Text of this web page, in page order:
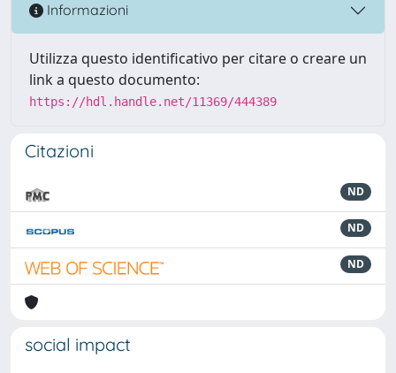
Informazioni
Utilizza questo identificativo per citare o creare un
link a questo documento:
https://hdl.handle.net/11369/444389
Citazioni
ND
ND
ND
social impact